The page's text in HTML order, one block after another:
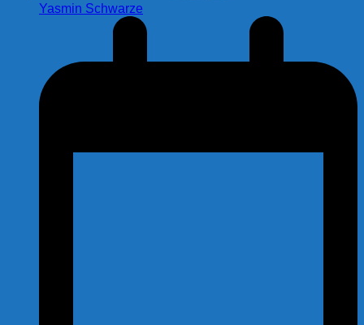
Yasmin Schwarze